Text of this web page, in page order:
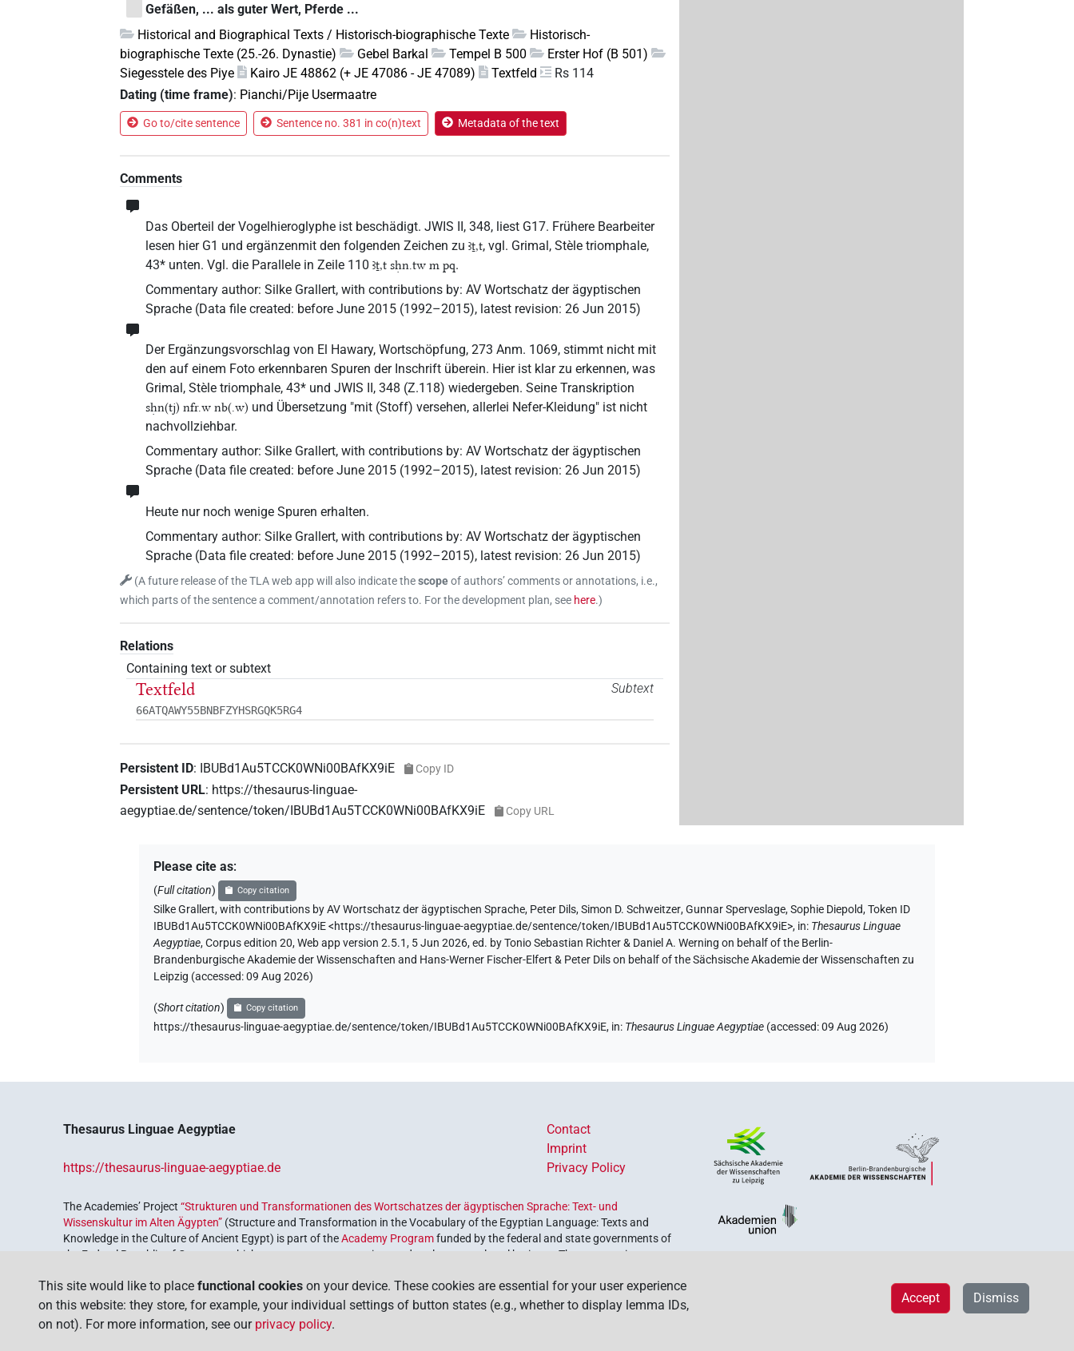
Gefäßen, ... als guter Wert, Pferde ...
Historical and Biographical Texts / Historisch-biographische Texte
Historisch-
biographische Texte (25.-26. Dynastie)
Gebel Barkal Tempel B 500
Erster Hof (B 501)
Siegesstele des Piye
Kairo JE 48862 (+ JE 47086 - JE 47089) Textfeld
Rs 114
Dating (time frame): Pianchi/Pije Usermaatre
Go to/cite sentence Sentence no. 381 in co(n)text Metadata of the text
Comments
Das Oberteil der Vogelhieroglyphe ist beschädigt. JWIS II, 348, liest G17. Frühere Bearbeiter
lesen hier G1 und ergänzenmit den folgenden Zeichen zuꜣṯ,t, vgl. Grimal, Stèle triomphale,
43* unten. Vgl. die Parallele in Zeile 110ꜣṯ,t sḥn.tw m pq.
Commentary author:Silke Grallert,with contributions by:AV Wortschatz der ägyptischen
Sprache (Data file created: before June 2015 (1992–2015), latest revision:26 Jun 2015)
Der Ergänzungsvorschlag von El Hawary, Wortschöpfung, 273 Anm. 1069, stimmt nicht mit
den auf einem Foto erkennbaren Spuren der Inschrift überein. Hier ist klar zu erkennen, was
Grimal, Stèle triomphale, 43* und JWIS II, 348 (Z.118) wiedergeben. Seine Transkription
sḥn(tj) nfr.w nb(.w) und Übersetzung "mit (Stoff) versehen, allerlei Nefer-Kleidung" ist nicht
nachvollziehbar.
Commentary author:Silke Grallert,with contributions by:AV Wortschatz der ägyptischen
Sprache (Data file created: before June 2015 (1992–2015), latest revision:26 Jun 2015)
Heute nur noch wenige Spuren erhalten.
Commentary author:Silke Grallert,with contributions by:AV Wortschatz der ägyptischen
Sprache (Data file created: before June 2015 (1992–2015), latest revision:26 Jun 2015)
(A future release of the TLA web app will also indicate thescopeof authors’ comments or annotations, i.e.,
which parts of the sentence a comment/annotation refers to. For the development plan, see here.)
Relations
Containing text or subtext
Subtext
Textfeld
66ATQAWY55BNBFZYHSRGQK5RG4
Persistent ID: IBUBd1Au5TCCK0WNi00BAfKX9iE Copy ID
Persistent URL: https://thesaurus-linguae-
aegyptiae.de/sentence/token/IBUBd1Au5TCCK0WNi00BAfKX9iE
Copy URL
Please cite as:
(Full citation) Copy citation
Silke Grallert,with contributions by AV Wortschatz der ägyptischen Sprache, Peter Dils,Simon D. Schweitzer,Gunnar Sperveslage,Sophie Diepold,Token ID
IBUBd1Au5TCCK0WNi00BAfKX9iE <https://thesaurus-linguae-aegyptiae.de/sentence/token/IBUBd1Au5TCCK0WNi00BAfKX9iE>, in: Thesaurus Linguae
Aegyptiae,Corpus edition 20, Web app version 2.5.1, 5 Jun 2026, ed. by Tonio Sebastian Richter & Daniel A. Werning on behalf of the Berlin-
Brandenburgische Akademie der Wissenschaften and Hans-Werner Fischer-Elfert & Peter Dils on behalf of the Sächsische Akademie der Wissenschaften zu
Leipzig (accessed:09 Aug 2026)
(Short citation) Copy citation
https://thesaurus-linguae-aegyptiae.de/sentence/token/IBUBd1Au5TCCK0WNi00BAfKX9iE, in: Thesaurus Linguae Aegyptiae (accessed:09 Aug 2026)
Thesaurus Linguae Aegyptiae
https://thesaurus-linguae-aegyptiae.de
Contact
Imprint
Privacy Policy
The Academies’ Project“Strukturen und Transformationen des Wortschatzes der ägyptischen Sprache: Text- und
Wissenskultur im Alten Ägypten” (Structure and Transformation in the Vocabulary of the Egyptian Language: Texts and
Knowledge in the Culture of Ancient Egypt) is part of theAcademy Programfunded by the federal and state governments of
the Federal Republic of Germany, which serves to preserve, retrieve and explore our cultural heritage. The program is
This site would like to place functional cookies on your device. These cookies are essential for your user experience
on this website: they store, for example, your individual settings of button states (e.g., whether to display lemma IDs,
on not). For more information, see our privacy policy.
Dismiss
Accept